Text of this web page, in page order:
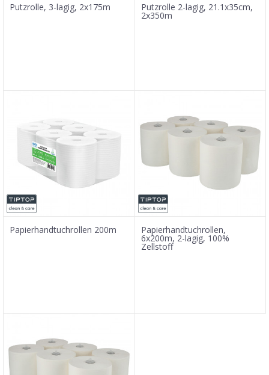
Putzrolle, 3-lagig, 2x175m Putzrolle 2-lagig, 21.1x35cm,
2x350m
Papierhandtuchrollen 200m Papierhandtuchrollen,
6x200m, 2-lagig, 100%
Zellstoff